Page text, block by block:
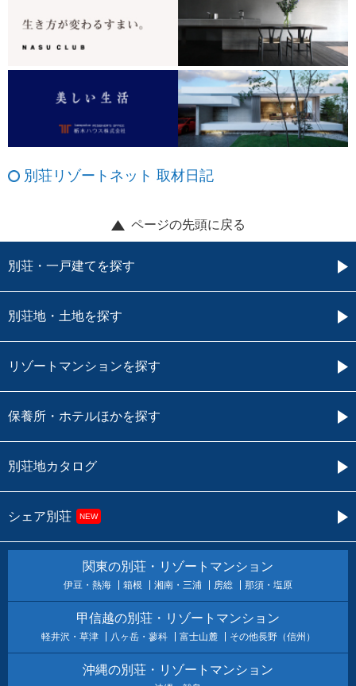
別荘リゾートネット 取材日記
ページの先頭に戻る
別荘・一戸建てを探す
別荘地・土地を探す
リゾートマンションを探す
保養所・ホテルほかを探す
別荘地カタログ
シェア別荘 NEW
関東の別荘・リゾートマンション
伊豆・熱海 箱根 湘南・三浦 房総 那須・塩原
甲信越の別荘・リゾートマンション
軽井沢・草津 八ヶ岳・蓼科 富士山麓 その他長野（信州）
沖縄の別荘・リゾートマンション